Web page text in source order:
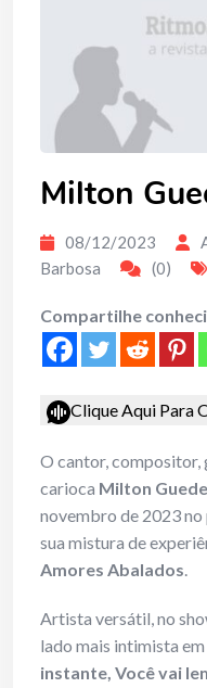
Milton
08/12/2023
Barbosa
(0)
Compartilhe
Clique Aqui Para
O cantor,
carioca Milton
novembro de 2023 no
sua mistura de
Amores Abalados.
Artista versátil, no
lado mais intimista
instante, Você vai